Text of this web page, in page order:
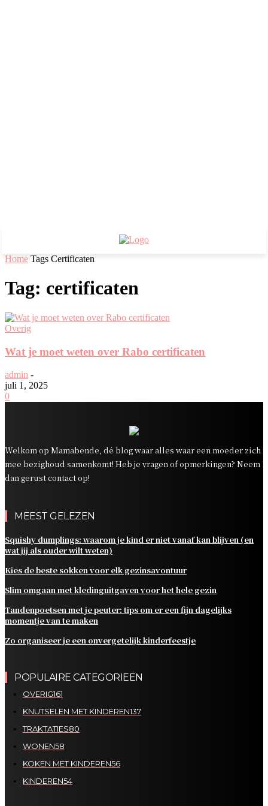
Home Tags Certificaten
Tag: certificaten
Overig
Wat je moet weten over Rabo certificaten
admin -
juli 1, 2025
0
Welkom op Mamabende, dé blog waar alles waar een moeder zich
mee bezighoud samenkomt! Heb je vragen of opmerkingen? Neem
dan gerust contact op!
MEEST GELEZEN
Squishy dumplings: waarom je kind er niet vanaf kan blijven (en
wat jij als ouder wilt weten)
Kies de beste sokken voor elk gezinsavontuur
Slim omgaan met kledinguitgaven voor het hele gezin
Tandenpoetsen met je peuter: tips om er een fijn dagelijks
momentje van te maken
Zo organiseer je een onvergetelijk kinderfeestje
POPULAIRE CATEGORIEËN
OVERIG161
KNUTSELEN MET KINDEREN137
TRAKTATIES80
WONEN58
KOKEN MET KINDEREN56
KINDEREN54